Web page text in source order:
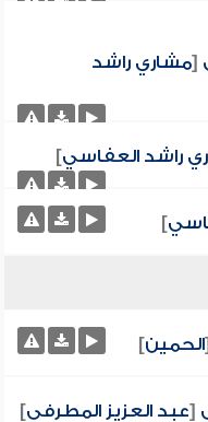
[مشاري راشد
راشد العفاسي]
]
[الحمين]
[عبد العزيز المطرفي]